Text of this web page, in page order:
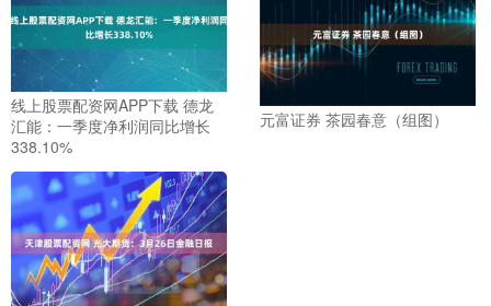
线上股票配资网APP下载 德龙
汇能：一季度净利润同比增长
338.10%
元富证券 茶园春意（组图）